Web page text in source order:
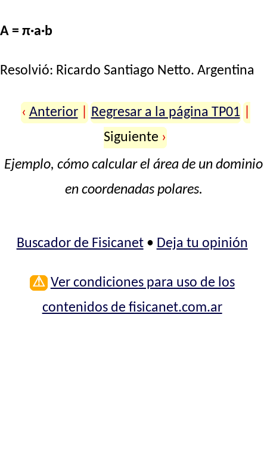
A = π·a·b
Resolvió: Ricardo Santiago Netto. Argentina
‹ Anterior Regresar a la página TP01
Siguiente ›
Ejemplo, cómo calcular el área de un dominio
en coordenadas polares.
Buscador de Fisicanet• Deja tu opinión
⚠ Ver condiciones para uso de los
contenidos de fisicanet.com.ar